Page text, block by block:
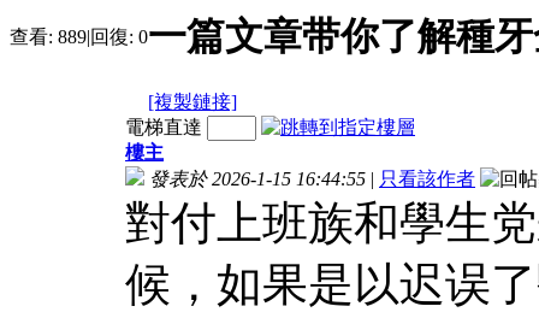
查看: 889|回復: 0一篇文章带你了解種
[複製鏈接]
電梯直達
樓主
發表於 2026-1-15 16:44:55 | 只看該作者
對付上班族和學生
候，如果是以迟误